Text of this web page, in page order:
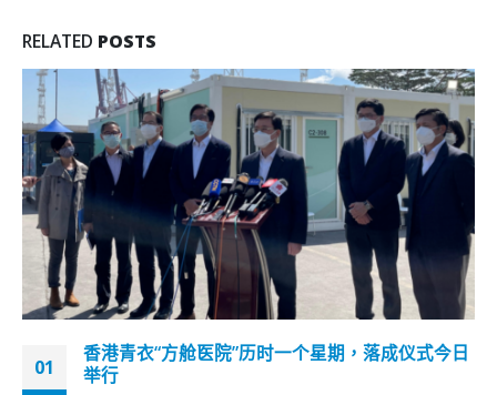
RELATED POSTS
18
邓炳强：有赖惩教人员成功防止监狱变反中乱港基
地